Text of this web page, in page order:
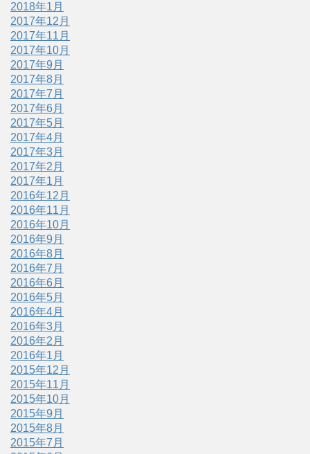
2018年1月
2017年12月
2017年11月
2017年10月
2017年9月
2017年8月
2017年7月
2017年6月
2017年5月
2017年4月
2017年3月
2017年2月
2017年1月
2016年12月
2016年11月
2016年10月
2016年9月
2016年8月
2016年7月
2016年6月
2016年5月
2016年4月
2016年3月
2016年2月
2016年1月
2015年12月
2015年11月
2015年10月
2015年9月
2015年8月
2015年7月